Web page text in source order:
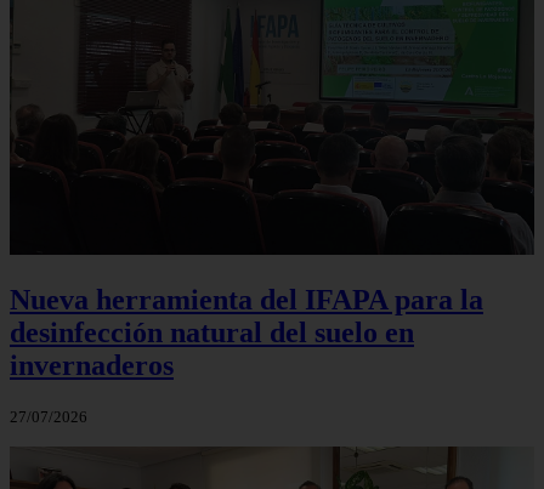
Nueva herramienta del IFAPA para la
desinfección natural del suelo en
invernaderos
27/07/2026